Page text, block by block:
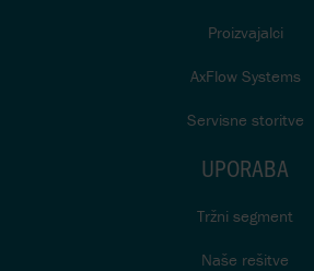
Proizvajalci
AxFlow Systems
Servisne storitve
UPORABA
Tržni segment
Naše rešitve